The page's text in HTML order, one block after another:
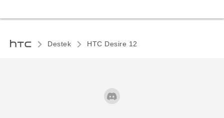
Destek HTC Desire 12‎